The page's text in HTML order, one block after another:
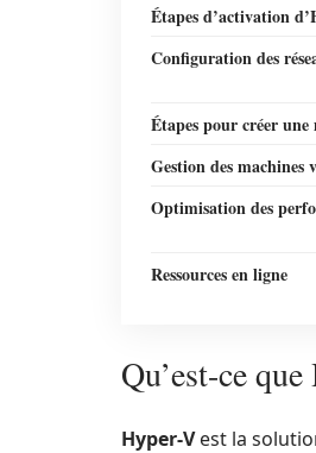
Étapes d’activation
Configuration des
Étapes pour créer
Gestion des machines
Optimisation des
Ressources en ligne
Qu’est-ce
Hyper-Vest la